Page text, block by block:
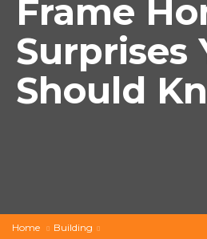
Frame
Surprises
Should
Home
Building